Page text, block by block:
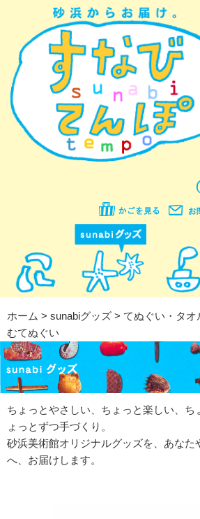
ホーム > sunabiグッズ > てぬぐい・タオ
むてぬぐい
ちょっとやさしい、ちょっと楽しい、ち
ょっとずつ手づくり。
砂浜美術館オリジナルグッズを、あなた
へ、お届けします。